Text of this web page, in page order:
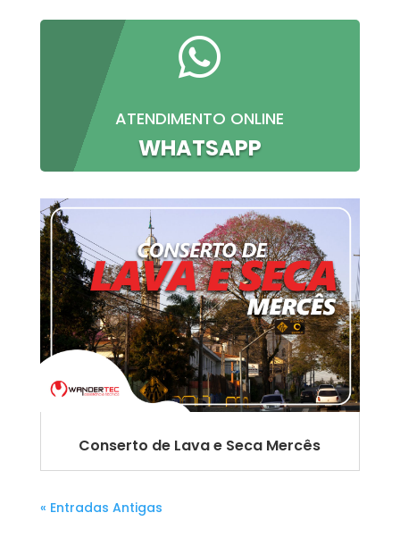

ATENDIMENTO ONLINE
WHATSAPP
Conserto de Lava e Seca Mercês
« Entradas Antigas